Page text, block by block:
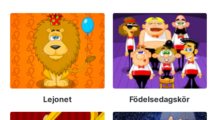
Lejonet Födelsedagskör